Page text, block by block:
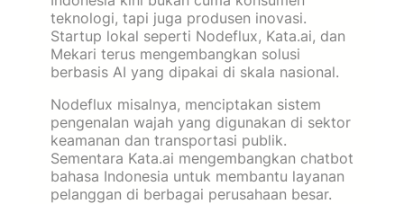
teknologi, tapi juga produsen inovasi.
Startup lokal seperti Nodeflux, Kata.ai, dan
Mekari terus mengembangkan solusi
berbasis AI yang dipakai di skala nasional.
Nodeflux misalnya, menciptakan sistem
pengenalan wajah yang digunakan di sektor
keamanan dan transportasi publik.
Sementara Kata.ai mengembangkan chatbot
bahasa Indonesia untuk membantu layanan
pelanggan di berbagai perusahaan besar.